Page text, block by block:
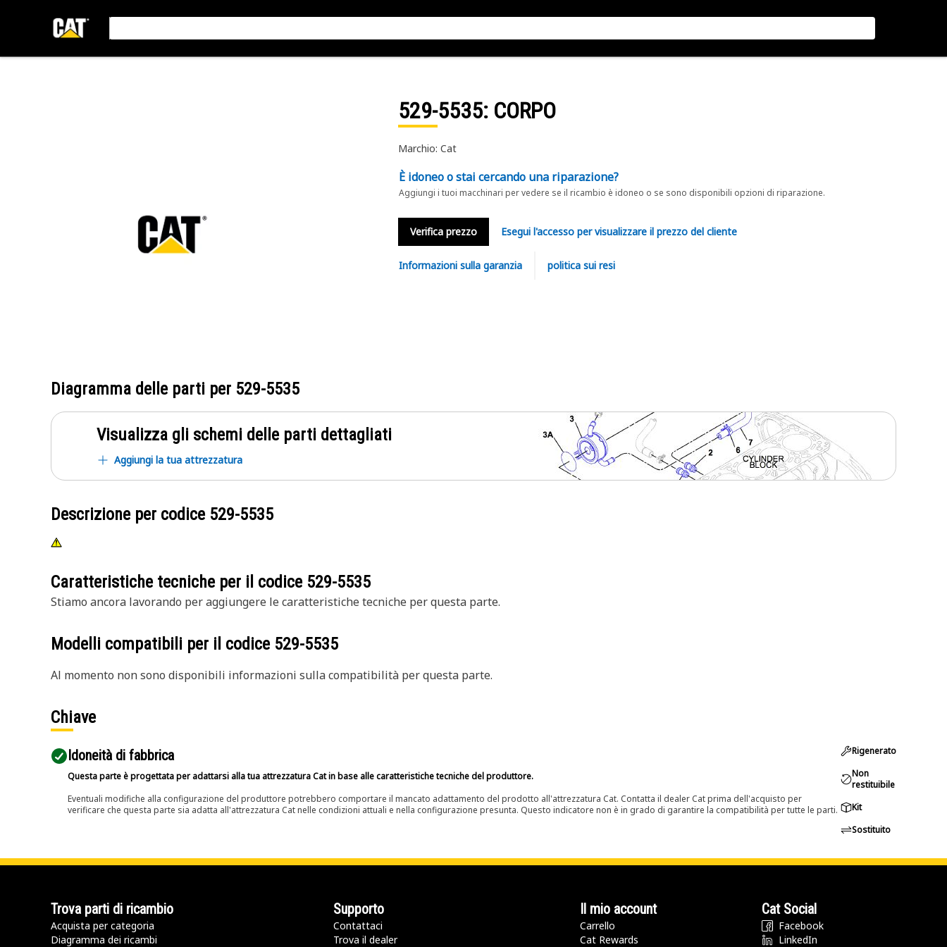
529-5535: CORPO
Marchio: Cat
È idoneo o stai cercando una riparazione?
Aggiungi i tuoi macchinari per vedere se il ricambio è idoneo o se sono disponibili opzioni di riparazione.
Verifica prezzo Esegui l'accesso per visualizzare il prezzo del cliente
Informazioni sulla garanzia politica sui resi
Diagramma delle parti per 529-5535
Visualizza gli schemi delle parti dettagliati
Aggiungi la tua attrezzatura
Descrizione per codice 529-5535
Caratteristiche tecniche per il codice 529-5535
Stiamo ancora lavorando per aggiungere le caratteristiche tecniche per questa parte.
Modelli compatibili per il codice 529-5535
Al momento non sono disponibili informazioni sulla compatibilità per questa parte.
Chiave
Idoneità di fabbrica
Questa parte è progettata per adattarsi alla tua attrezzatura Cat in base alle caratteristiche tecniche del produttore.
Eventuali modifiche alla configurazione del produttore potrebbero comportare il mancato adattamento del prodotto all'attrezzatura Cat. Contatta il dealer Cat prima dell'acquisto per
verificare che questa parte sia adatta all'attrezzatura Cat nelle condizioni attuali e nella configurazione presunta. Questo indicatore non è in grado di garantire la compatibilità per tutte le parti.
Rigenerato
Non
restituibile
Kit
Sostituito
Trova parti di ricambio
Acquista per categoria
Diagramma dei ricambi
Supporto
Contattaci
Trova il dealer
Il mio account
Carrello
Cat Rewards
Cat Social
Facebook
LinkedIn